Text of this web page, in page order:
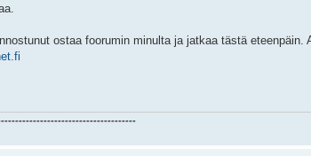
ostaa foorumin minulta ja jatkaa tästä